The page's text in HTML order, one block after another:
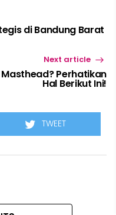
di Bandung Barat
Next article
Perhatikan
Hal Berikut Ini!
TWEET